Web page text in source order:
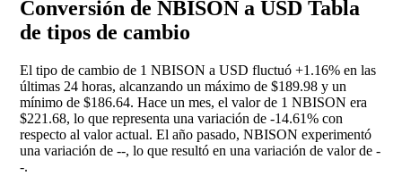
Conversión de NBISON a USD Tabla
de tipos de cambio
El tipo de cambio de 1 NBISON a USD fluctuó +1.16% en las
últimas 24 horas, alcanzando un máximo de $189.98 y un
mínimo de $186.64. Hace un mes, el valor de 1 NBISON era
$221.68, lo que representa una variación de -14.61% con
respecto al valor actual. El año pasado, NBISON experimentó
una variación de --, lo que resultó en una variación de valor de -
-.